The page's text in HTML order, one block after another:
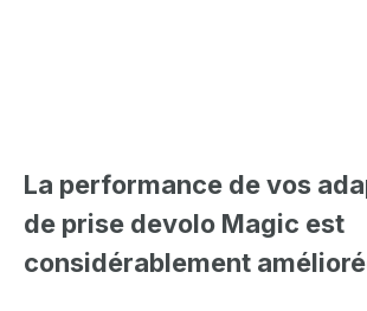
La performance de vos
de prise devolo Magic est
considérablement